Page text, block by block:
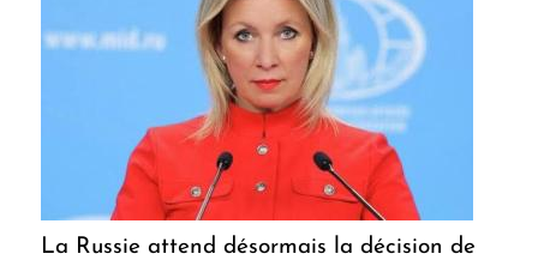
La Russie attend désormais la décision de